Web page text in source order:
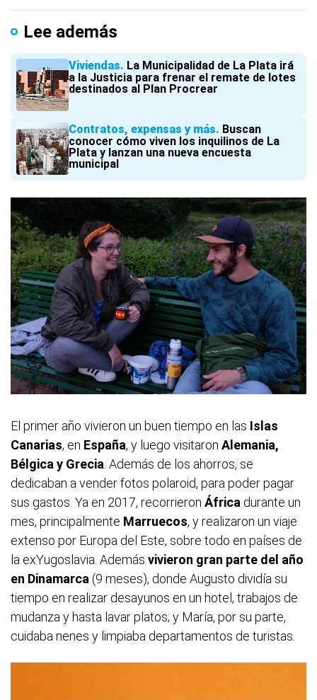
Lee además
Viviendas La Municipalidad de La Plata irá
a la Justicia para frenar el remate de lotes
destinados al Plan Procrear
Contratos, expensas y más Buscan
conocer cómo viven los inquilinos de La
Plata y lanzan una nueva encuesta
municipal
El primer año vivieron un buen tiempo en las Islas
Canarias, en España, y luego visitaron Alemania,
Bélgica y Grecia . Además de los ahorros, se
dedicaban a vender fotos polaroid, para poder pagar
sus gastos. Ya en 2017, recorrieron África durante un
mes, principalmente Marruecos, y realizaron un viaje
extenso por Europa del Este, sobre todo en países de
la exYugoslavia. Además vivieron gran parte del año
en Dinamarca (9 meses), donde Augusto dividía su
tiempo en realizar desayunos en un hotel, trabajos de
mudanza y hasta lavar platos; y María, por su parte,
cuidaba nenes y limpiaba departamentos de turistas.